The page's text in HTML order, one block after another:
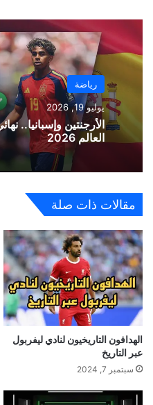
رياضة
يوليو 19, 2026
الأرجنتين وإسبانيا..
العالم 2026
مقالات ذات صلة
الهدافون التاريخيون لنادي ليفربول
عبر التاريخ
سبتمبر 7, 2024